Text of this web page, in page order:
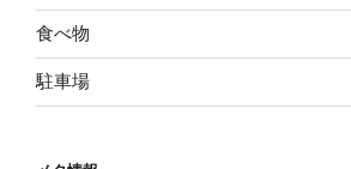
食べ物
駐車場